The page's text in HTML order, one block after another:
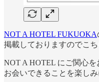
NOT A HOTEL FUKUOKA
掲載しておりますのでこ
NOT A HOTEL にご関心
お会いできることを楽しみ